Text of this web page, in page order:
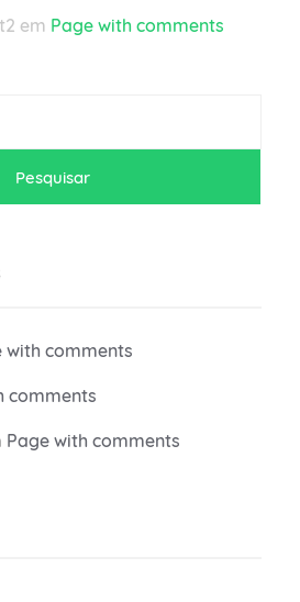
em Page with comments
with comments
comments
Page with comments